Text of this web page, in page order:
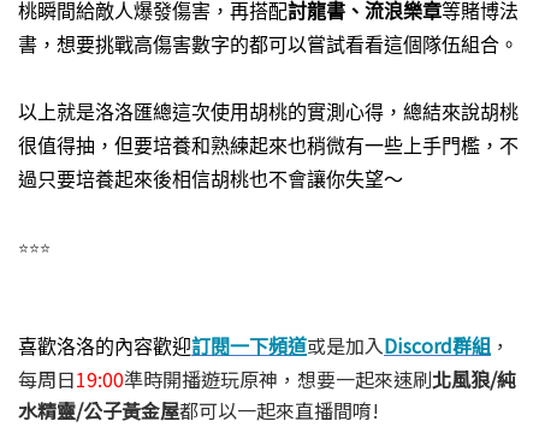
桃瞬間給敵人爆發傷害，再搭配討龍書、流浪樂章等賭博法
書，想要挑戰高傷害數字的都可以嘗試看看這個隊伍組合。
以上就是洛洛匯總這次使用胡桃的實測心得，總結來說胡桃
很值得抽，但要培養和熟練起來也稍微有一些上手門檻，不
過只要培養起來後相信胡桃也不會讓你失望～
⭐⭐⭐
喜歡洛洛的內容歡迎訂閱一下頻道或是加入Discord群組 ，
每周日19:00準時開播遊玩原神， 想要一起來速刷北風狼/純
水精靈/公子黃金屋都可以一起來直播間唷!